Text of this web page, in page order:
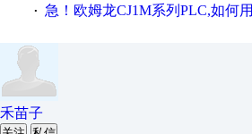
· 急！欧姆龙CJ1M系列PLC,如何用时间控制变频器。要求时间在组态王中可以自由输入！拜托各位大神了！
禾苗子